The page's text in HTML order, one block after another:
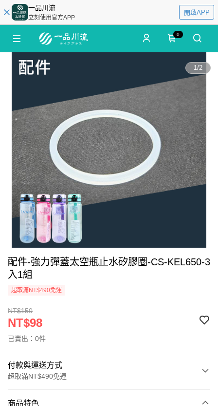
一品川流
立刻使用官方APP
開啟APP
0
1/2
配件-強力彈蓋太空瓶止水矽膠圈-CS-KEL650-3
入1組
超取滿NT$490免運
NT$150
NT$98
已賣出：0件
付款與運送方式
超取滿NT$490免運
商品特色